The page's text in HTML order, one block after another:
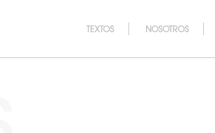
TEXTOS NOSOTROS